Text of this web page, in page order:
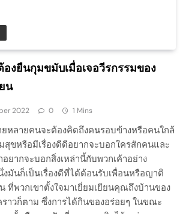
องยืนกุมขมับเมื่อเจอวีรกรรมของ
น
2022 0 1 Mins
หลายคนจะต้องคิดถึงคนรอบข้างหรือคนใกล้
สุขหรือมีเรื่องดีดีอยากจะบอกใครสักคนและ
ยากจะบอกสิ่งเหล่านี้กับพวกเค้าอย่าง
มันก็เป็นเรื่องดีที่ได้ต้อนรับเพื่อนหรือญาติ
ที่พวกเขาตั้งใจมาเยี่ยมเยียนคุณถึงบ้านของ
าวก็ตาม ซึ่งการได้กินของอร่อยๆ ในขณะ